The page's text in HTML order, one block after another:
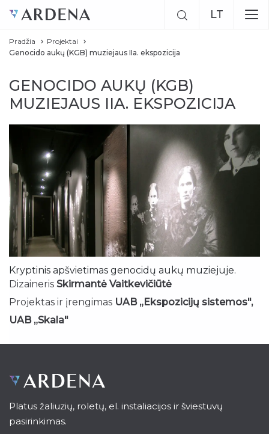
LT
Pradžia
Projektai
Genocido aukų (KGB) muziejaus IIa. ekspozicija
GENOCIDO AUKŲ (KGB)
MUZIEJAUS IIA. EKSPOZICIJA
Kryptinis apšvietimas genocidų aukų muziejuje.
Dizaineris Skirmantė Vaitkevičiūtė
Projektas ir įrengimas UAB „Ekspozicijų sistemos",
UAB „Skala"
Platus žaliuzių, roletų, el. instaliacijos ir šviestuvų
pasirinkimas.